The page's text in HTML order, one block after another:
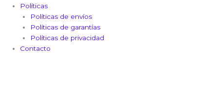
Políticas
Políticas de envíos
Políticas de garantías
Políticas de privacidad
Contacto